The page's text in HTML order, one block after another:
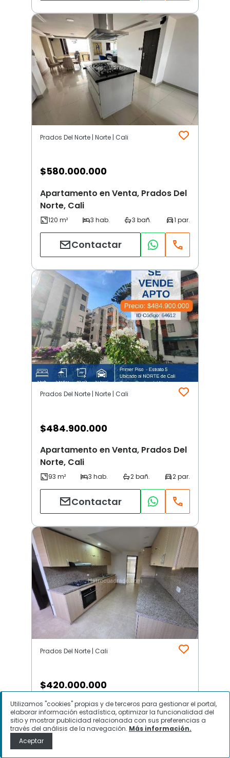
Prados Del Norte | Norte | Cali
$580.000.000
Apartamento en Venta, Prados Del
Norte, Cali
Contactar
Prados Del Norte | Norte | Cali
$484.900.000
Apartamento en Venta, Prados Del
Norte, Cali
Contactar
Prados Del Norte | Cali
$420.000.000
Apartamento en Venta, Prados Del
Norte, Cali
Utilizamos "cookies" propias y de terceros para gestionar el portal,
elaborar información estadística, optimizar la funcionalidad del
sitio y mostrar publicidad relacionada con sus preferencias a
través del análisis de la navegación. Más información.
Aceptar